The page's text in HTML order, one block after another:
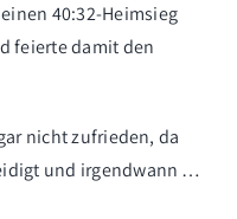
40:32-Heimsieg
feierte damit den
nicht zufrieden, da
und irgendwann …